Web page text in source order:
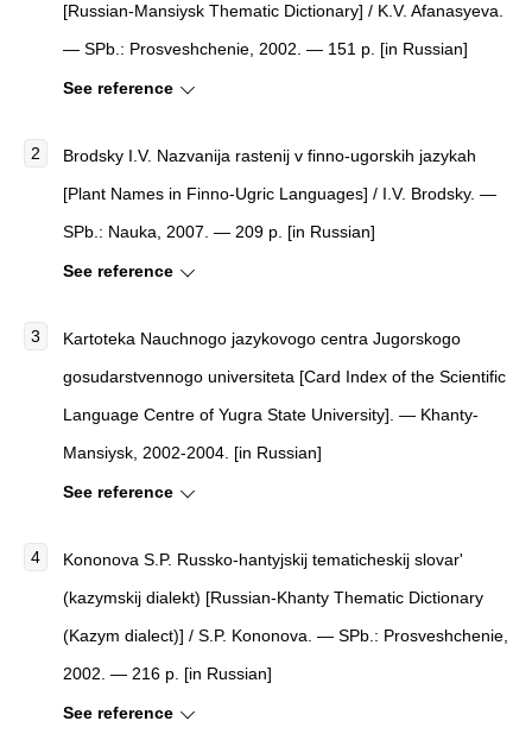
[Russian-Mansiysk Thematic Dictionary] / K.V. Afanasyeva.
— SPb.: Prosveshchenie, 2002. — 151 p. [in Russian]
See reference
Brodsky I.V. Nazvanija rastenij v finno-ugorskih jazykah
[Plant Names in Finno-Ugric Languages] / I.V. Brodsky. —
SPb.: Nauka, 2007. — 209 p. [in Russian]
See reference
Kartoteka Nauchnogo jazykovogo centra Jugorskogo
gosudarstvennogo universiteta [Card Index of the Scientific
Language Centre of Yugra State University]. — Khanty-
Mansiysk, 2002-2004. [in Russian]
See reference
Kononova S.P. Russko-hantyjskij tematicheskij slovar'
(kazymskij dialekt) [Russian-Khanty Thematic Dictionary
(Kazym dialect)] / S.P. Kononova. — SPb.: Prosveshchenie,
2002. — 216 p. [in Russian]
See reference